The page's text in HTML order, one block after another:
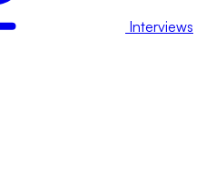
Interviews